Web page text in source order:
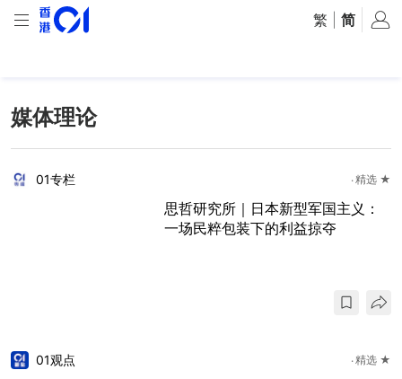
繁 简
媒体理论
01专栏 精选 ★
思哲研究所｜日本新型军国主义：
一场民粹包装下的利益掠夺
01观点 精选 ★